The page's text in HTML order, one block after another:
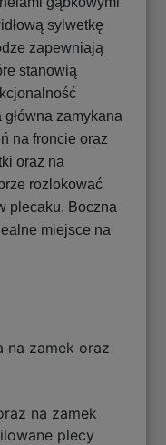
sylwetkę
zapewniają
stanowią
zamykana
na froncie oraz
oraz na
rozlokować
plecaku. Boczna
miejsce na
na zamek oraz
na zamek
plecy